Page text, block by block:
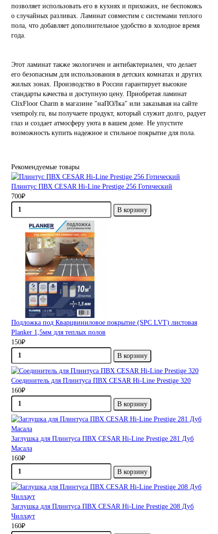
позволяет использовать его в кухнях и прихожих, не беспокоясь
о случайных разливах. Ламинат совместим с системами теплого
пола, что добавляет дополнительное удобство в холодное время
года.
Этот ламинат также экологичен и антибактериален, что делает
его безопасным для использования в детских комнатах и других
жилых зонах. Производство в России гарантирует высокие
стандарты качества и доступную цену. Приобретая ламинат
ClixFloor Charm в магазине "наПОЛка" или заказывая на сайте
vsempoly.ru, вы получаете продукт, который служит долго, радует
глаз и создает атмосферу уюта в вашем доме. Не упустите
возможность купить надежное и стильное покрытие для пола.
Рекомендуемые товары
Плинтус ПВХ CESAR Hi-Line Prestige 256 Готический
700₽
В корзину
Подложка под Кварцвиниловое покрытие (SPC LVT) листовая
Planker 1,5мм для теплых полов
150₽
В корзину
Соединитель для Плинтуса ПВХ CESAR Hi-Line Prestige 320
160₽
В корзину
Заглушка для Плинтуса ПВХ CESAR Hi-Line Prestige 281 Дуб
Масала
160₽
В корзину
Заглушка для Плинтуса ПВХ CESAR Hi-Line Prestige 208 Дуб
Чиллаут
160₽